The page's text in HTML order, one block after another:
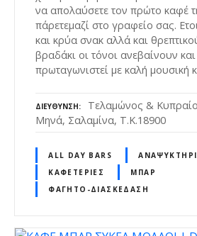
να απολαύσετε τον πρώτο καφέ
πάρετεμαζί στο γραφείο σας.
και κρύα σνακ αλλά και
βραδάκι οι τόνοι ανεβαίνουν
πρωταγωνιστεί με καλή μουσική
ΔΙΕΎΘΥΝΣΗ
Τελαμώνος &
Μηνά, Σαλαμίνα, Τ.Κ.18900
ALL DAY BARS
ΚΑΦΕΤΈΡΙΕΣ
ΜΠΑΡ
ΦΑΓΗΤΌ-ΔΙΑΣΚΈΔΑΣΗ